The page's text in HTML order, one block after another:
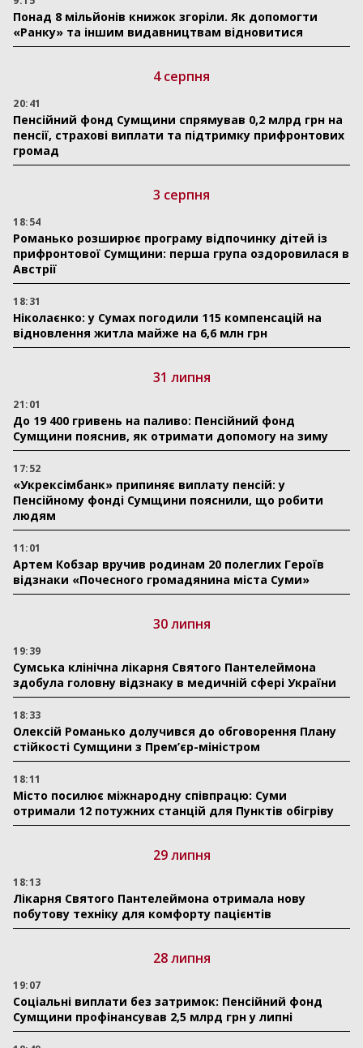
Понад 8 мільйонів книжок згоріли. Як допомогти
«Ранку» та іншим видавництвам відновитися
4 серпня
20:41
Пенсійний фонд Сумщини спрямував 0,2 млрд грн на
пенсії, страхові виплати та підтримку прифронтових
громад
3 серпня
18:54
Романько розширює програму відпочинку дітей із
прифронтової Сумщини: перша група оздоровилася в
Австрії
18:31
Ніколаєнко: у Сумах погодили 115 компенсацій на
відновлення житла майже на 6,6 млн грн
31 липня
21:01
До 19 400 гривень на паливо: Пенсійний фонд
Сумщини пояснив, як отримати допомогу на зиму
17:52
«Укрексімбанк» припиняє виплату пенсій: у
Пенсійному фонді Сумщини пояснили, що робити
людям
11:01
Артем Кобзар вручив родинам 20 полеглих Героїв
відзнаки «Почесного громадянина міста Суми»
30 липня
19:39
Сумська клінічна лікарня Святого Пантелеймона
здобула головну відзнаку в медичній сфері України
18:33
Олексій Романько долучився до обговорення Плану
стійкості Сумщини з Прем’єр-міністром
18:11
Місто посилює міжнародну співпрацю: Суми
отримали 12 потужних станцій для Пунктів обігріву
29 липня
18:13
Лікарня Святого Пантелеймона отримала нову
побутову техніку для комфорту пацієнтів
28 липня
19:07
Соціальні виплати без затримок: Пенсійний фонд
Сумщини профінансував 2,5 млрд грн у липні